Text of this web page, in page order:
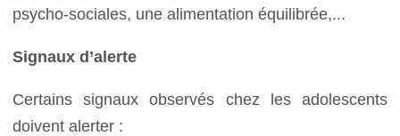
psycho-sociales, une alimentation équilibrée,...
Signaux d’alerte
Certains signaux observés chez les adolescents
doivent alerter :